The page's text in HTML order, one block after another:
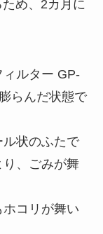
め、2カ月に
ルター GP-
らんだ状態で
状のふたで
、ごみが舞
コリが舞い